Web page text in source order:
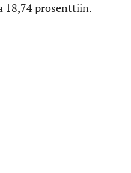
18,74 prosenttiin.